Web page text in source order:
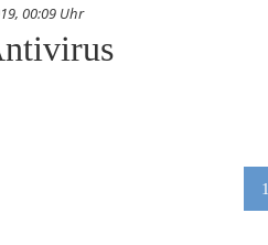
00:09 Uhr
1